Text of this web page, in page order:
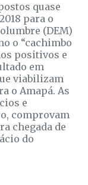
quase
para o
(DEM)
o “cachimbo
positivos e
em
viabilizam
o Amapá. As
e
comprovam
chegada de
do